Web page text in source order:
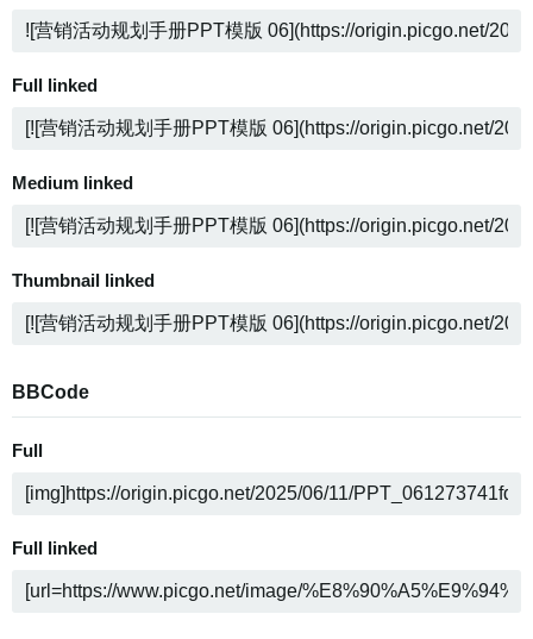
Full linked
Medium linked
Thumbnail linked
BBCode
Full
Full linked